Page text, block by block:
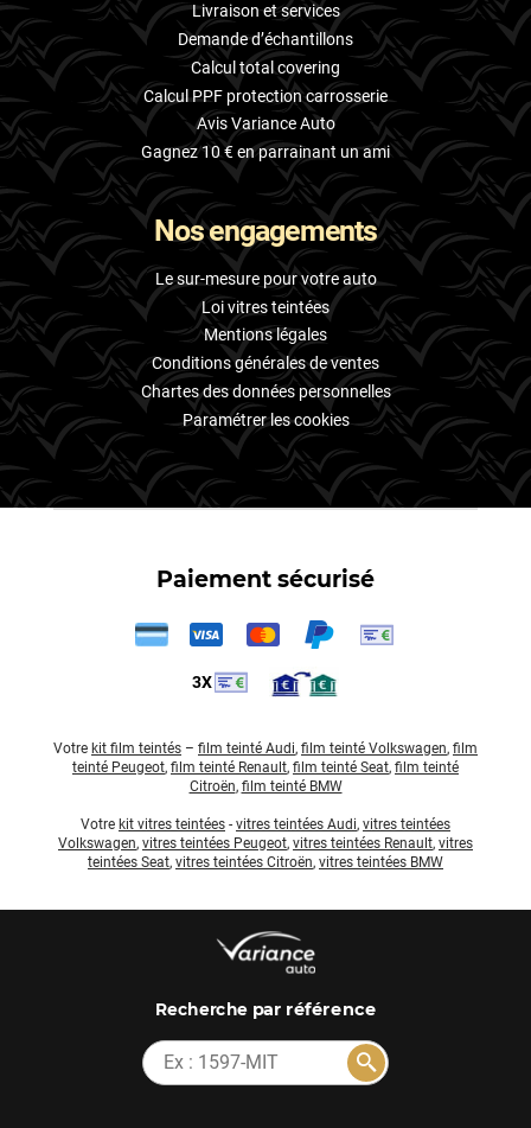
Livraison et services
Demande d’échantillons
Calcul total covering
Calcul PPF protection carrosserie
Avis Variance Auto
Gagnez 10 € en parrainant un ami
Nos engagements
Le sur-mesure pour votre auto
Loi vitres teintées
Mentions légales
Conditions générales de ventes
Chartes des données personnelles
Paramétrer les cookies
Paiement sécurisé
3X
Votre kit film teintés – film teinté Audi, film teinté Volkswagen, film
teinté Peugeot, film teinté Renault, film teinté Seat, film teinté
Citroën, film teinté BMW
Votre kit vitres teintées - vitres teintées Audi, vitres teintées
Volkswagen, vitres teintées Peugeot, vitres teintées Renault, vitres
teintées Seat, vitres teintées Citroën, vitres teintées BMW
Recherchepar référence